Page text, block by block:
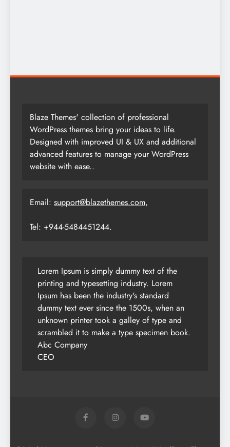
Blaze Themes' collection of professional
WordPress themes bring your ideas to life.
Designed with improved UI & UX and additional
advanced features to manage your WordPress
website with ease..
Email: support@blazethemes.com,
Tel: +944-5484451244.
Lorem Ipsum is simply dummy text of the
printing and typesetting industry. Lorem
Ipsum has been the industry's standard
dummy text ever since the 1500s, when an
unknown printer took a galley of type and
scrambled it to make a type specimen book.
Abc Company
CEO